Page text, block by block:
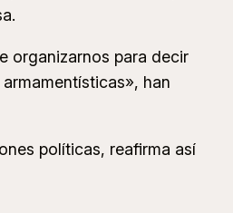
organizarnos para decir
han
políticas, reafirma así